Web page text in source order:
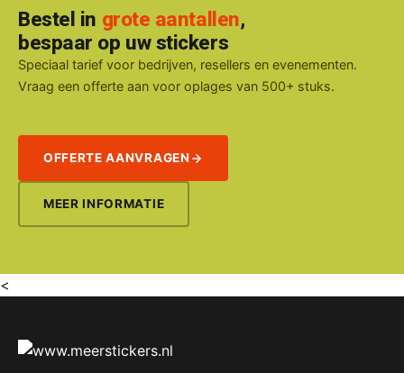
Bestel in grote aantallen,
bespaar op uw stickers
Speciaal tarief voor bedrijven, resellers en evenementen.
Vraag een offerte aan voor oplages van 500+ stuks.
OFFERTE AANVRAGEN
MEER INFORMATIE
<